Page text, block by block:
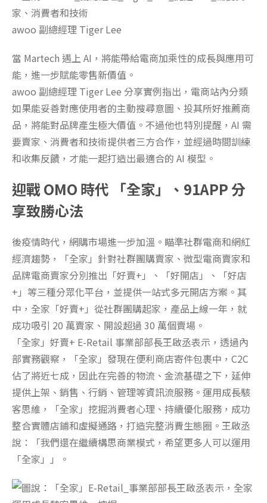
awoo 副總經理 Tiger Lee
當 Martech 遇上 AI，將能帶給電商加乘性的成長與應用可
能，進一步賦能零售新價值。
awoo 副總經理 Tiger Lee 分享實例指出，電商站內分類
如果能妥善對應使用者的主動搜尋意圖、投其所好推薦商
品，將能對品牌產生極大價值。不過他也特別提醒，AI 需
要賣家、消費者和技術提供者三方合作，並經過時間訓練
和收集反饋，才能一起打造出最適合的 AI 模型。
迎戰 OMO 時代 「全家」、91APP 分
享致勝心法
後疫情時代，網購市場進一步加溫。瞄準社群電商和網紅
經濟趨勢，「全家」針對社群團購賣家、微型電商賣家和
品牌電商賣家分別推出「好賣+」、「好開店」、「好店
+」等三種分眾化平台，並提供一站式多元開店方案。其
中，全家「好賣+」從社群團購起家，產品上線一年，就
成功吸引 20 萬賣家、開設超過 30 萬個賣場。
「全家」好賣+ E-Retail 事業部部長王啟丞表示，透過內
部實務觀察，「全家」發現在便利商店寄件包裹中，C2C
佔了將近七成，因此在完善的物流、金流基礎之下，延伸
提供上架、銷售、行銷、管理等資訊流服務。運用成長駭
客思維，「全家」挖掘消費者心理、持續優化服務，成功
整合實體店鋪和虛擬通路，打造完整消費生態圈。王啟丞
說：「我們還在繼續構思商業模式，希望更多人可以運用
「全家」」。